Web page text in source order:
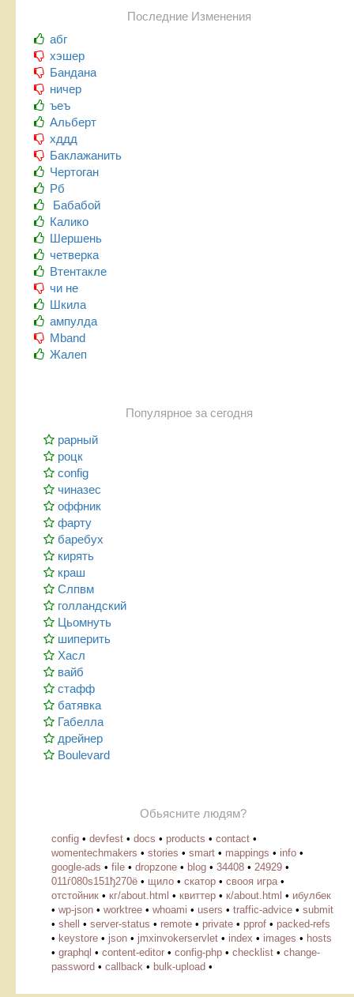
Последние Изменения
абг
хэшер
Бандана
ничер
ъеъ
Альберт
хддд
Баклажанить
Чертоган
Рб
Бабабой
Калико
Шершень
четверка
Втентакле
чи не
Шкила
ампулда
Mband
Жалеп
Популярное за сегодня
рарный
роцк
config
чиназес
оффник
фарту
баребух
кирять
краш
Слпвм
голландский
Цьомнуть
шиперить
Хасл
вайб
стафф
батявка
Габелла
дрейнер
Boulevard
Обьясните людям?
config • devfest • docs • products • contact •
womentechmakers • stories • smart • mappings • info •
google-ads • file • dropzone • blog • 34408 • 24929 •
011ѓ080ѕ151ђ270ё • щило • скатор • свооя игра •
отстойник • кг/about.html • квиттер • к/about.html • ибулбек
• wp-json • worktree • whoami • users • traffic-advice • submit
• shell • server-status • remote • private • pprof • packed-refs
• keystore • json • jmxinvokerservlet • index • images • hosts
• graphql • content-editor • config-php • checklist • change-
password • callback • bulk-upload •